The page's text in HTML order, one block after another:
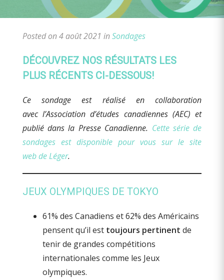
Posted on 4 août 2021 inSondages
DÉCOUVREZ NOS RÉSULTATS LES
PLUS RÉCENTS CI-DESSOUS!
Ce sondage est réalisé en collaboration
avec l’Association d’études canadiennes (AEC) et
publié dans la Presse Canadienne. Cette série de
sondages est disponible pour vous sur le site
web de Léger.
JEUX OLYMPIQUES DE TOKYO
61% des Canadiens et 62% des Américains
pensent qu’il est toujours pertinent de
tenir de grandes compétitions
internationales comme les Jeux
olympiques.